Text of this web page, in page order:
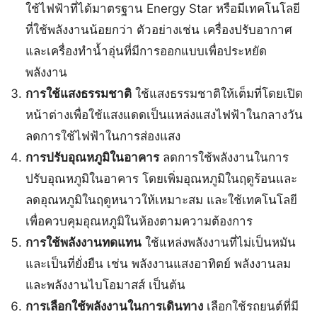
ใช้ไฟฟ้าที่ได้มาตรฐาน Energy Star หรือมีเทคโนโลยี
ที่ใช้พลังงานน้อยกว่า ตัวอย่างเช่น เครื่องปรับอากาศ
และเครื่องทำน้ำอุ่นที่มีการออกแบบเพื่อประหยัด
พลังงาน
การใช้แสงธรรมชาติ ใช้แสงธรรมชาติให้เต็มที่โดยเปิด
หน้าต่างเพื่อใช้แสงแดดเป็นแหล่งแสงไฟฟ้าในกลางวัน
ลดการใช้ไฟฟ้าในการส่องแสง
การปรับอุณหภูมิในอาคารลดการใช้พลังงานในการ
ปรับอุณหภูมิในอาคาร โดยเพิ่มอุณหภูมิในฤดูร้อนและ
ลดอุณหภูมิในฤดูหนาวให้เหมาะสม และใช้เทคโนโลยี
เพื่อควบคุมอุณหภูมิในห้องตามความต้องการ
การใช้พลังงานทดแทน ใช้แหล่งพลังงานที่ไม่เป็นหมัน
และเป็นที่ยั่งยืน เช่น พลังงานแสงอาทิตย์ พลังงานลม
และพลังงานไบโอมาสส์ เป็นต้น
การเลือกใช้พลังงานในการเดินทาง เลือกใช้รถยนต์ที่มี